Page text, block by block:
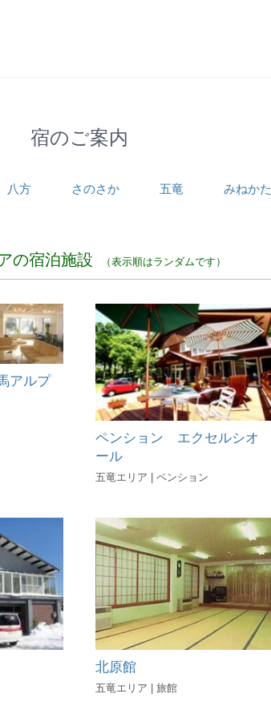
宿のご案内
八方 さのさか 五竜 みねかた
の宿泊施設 （表示順はランダムです）
アルプ
ペンション エクセルシオ
ール
五竜エリア | ペンション
北原館
五竜エリア | 旅館